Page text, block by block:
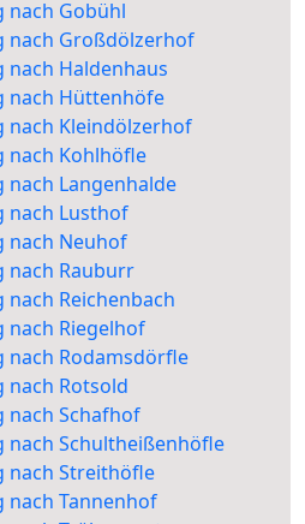
nach Gobühl
nach Großdölzerhof
Haldenhaus
nach Hüttenhöfe
nach Kleindölzerhof
nach Kohlhöfle
Langenhalde
nach Lusthof
nach Neuhof
nach Rauburr
Reichenbach
nach Riegelhof
nach Rodamsdörfle
nach Rotsold
nach Schafhof
nach Schultheißenhöfle
nach Streithöfle
nach Tannenhof